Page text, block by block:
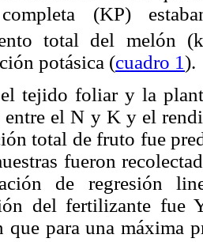
(KP)
total del melón
potásica (cuadro 1).
tejido foliar y la
entre el N y K y el
total de fruto fue
fueron
de regresión
del fertilizante fue
que para una máxima